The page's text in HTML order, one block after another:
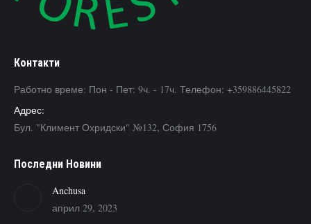
Контакти
Работно време: Пон - Пет: 9ч. - 17ч. Телефон: +359886445822
Адрес:
Бул. "Климент Охридски" №132, София 1756
Последни Новини
Anchusa
април 29, 2023